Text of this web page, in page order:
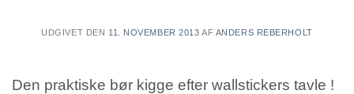
UDGIVET DEN 11. NOVEMBER 2013 AF ANDERS REBERHOLT
Den praktiske bør kigge efter wallstickers tavle !